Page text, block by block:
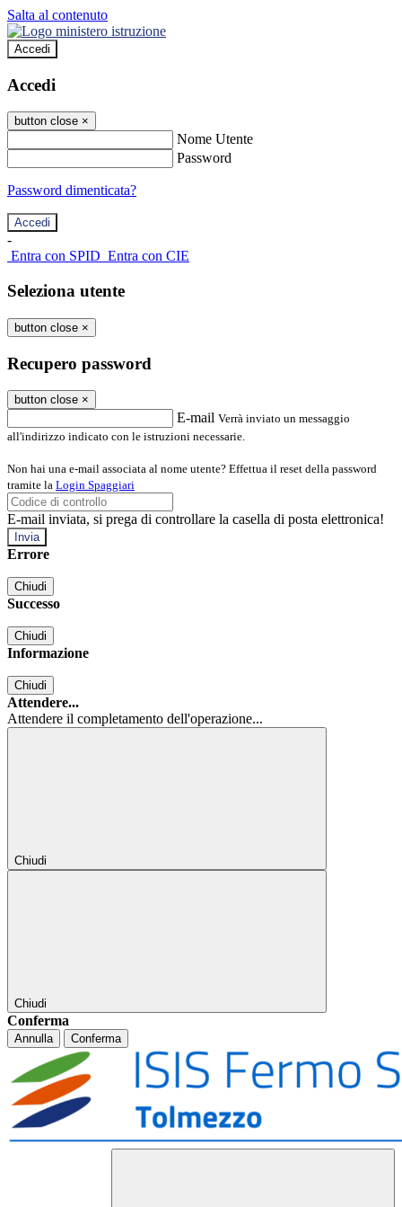
Salta al contenuto
Accedi
Accedi
button close ×
Nome Utente
Password
Password dimenticata?
-
Entra con SPID Entra con CIE
Seleziona utente
button close ×
Recupero password
button close ×
E-mail Verrà inviato un messaggio
all'indirizzo indicato con le istruzioni necessarie.
Non hai una e-mail associata al nome utente? Effettua il reset della password
tramite la Login Spaggiari
E-mail inviata, si prega di controllare la casella di posta elettronica!
Errore
Chiudi
Successo
Chiudi
Informazione
Chiudi
Attendere...
Attendere il completamento dell'operazione...
Chiudi
Chiudi
Conferma
Annulla Conferma